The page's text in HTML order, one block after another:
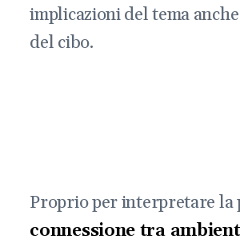
implicazioni del tema
del cibo.
Proprio per interpretare la
connessione tra